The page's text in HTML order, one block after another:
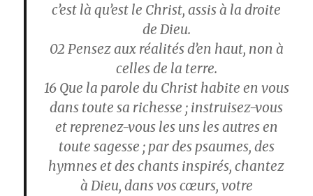
c’est là qu’est le Christ, assis à la droite
de Dieu.
02 Pensez aux réalités d’en haut, non à
celles de la terre.
16Que la parole du Christ habite en vous
dans toute sa richesse ; instruisez-vous
et reprenez-vous les uns les autres en
toute sagesse ; par des psaumes, des
hymnes et des chants inspirés, chantez
à Dieu, dans vos cœurs, votre